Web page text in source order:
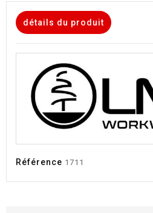
détails du produit
Référence 1711